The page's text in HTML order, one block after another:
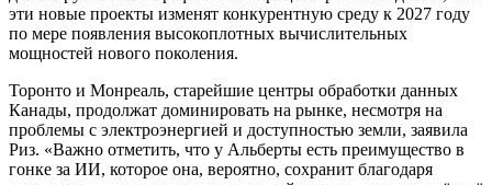
эти новые проекты изменят конкурентную среду к 2027 году
по мере появления высокоплотных вычислительных
мощностей нового поколения.
Торонто и Монреаль, старейшие центры обработки данных
Канады, продолжат доминировать на рынке, несмотря на
проблемы с электроэнергией и доступностью земли, заявила
Риз. «Важно отметить, что у Альберты есть преимущество в
гонке за ИИ, которое она, вероятно, сохранит благодаря